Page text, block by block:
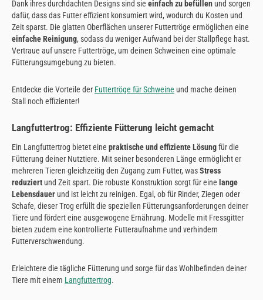
Dank ihres durchdachten Designs sind sie einfach zu befüllen und sorgen
dafür, dass das Futter effizient konsumiert wird, wodurch du Kosten und
Zeit sparst. Die glatten Oberflächen unserer Futtertröge ermöglichen eine
einfache Reinigung, sodass du weniger Aufwand bei der Stallpflege hast.
Vertraue auf unsere Futtertröge, um deinen Schweinen eine optimale
Fütterungsumgebung zu bieten.
Entdecke die Vorteile der Futtertröge für Schweine und mache deinen
Stall noch effizienter!
Langfuttertrog: Effiziente Fütterung leicht gemacht
Ein Langfuttertrog bietet eine praktische und effiziente Lösungfür die
Fütterung deiner Nutztiere. Mit seiner besonderen Länge ermöglicht er
mehreren Tieren gleichzeitig den Zugang zum Futter, wasStress
reduziert und Zeit spart. Die robuste Konstruktion sorgt für eine lange
Lebensdauer und ist leicht zu reinigen. Egal, ob für Rinder, Ziegen oder
Schafe, dieser Trog erfüllt die speziellen Fütterungsanforderungen deiner
Tiere und fördert eine ausgewogene Ernährung. Modelle mit Fressgitter
bieten zudem eine kontrollierte Futteraufnahme und verhindern
Futterverschwendung.
Erleichtere die tägliche Fütterung und sorge für das Wohlbefinden deiner
Tiere mit einem Langfuttertrog.